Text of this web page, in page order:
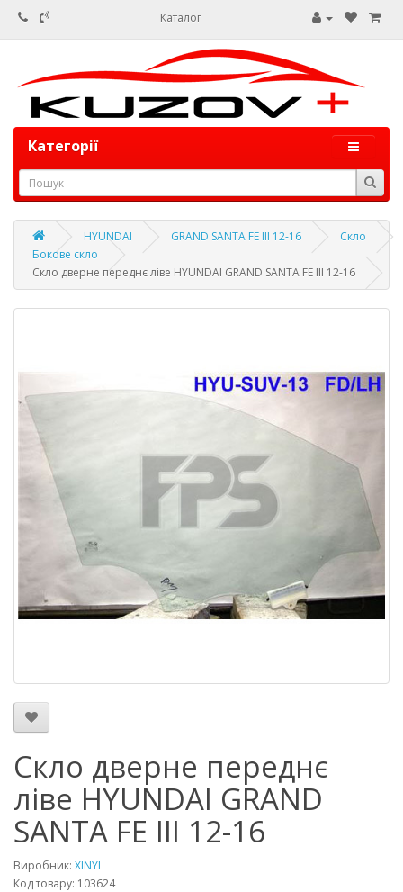
Каталог
Категорії
HYUNDAI GRAND SANTA FE III 12-16
Скло
Бокове скло
Скло дверне переднє ліве HYUNDAI GRAND SANTA FE III 12-16
Скло дверне переднє
ліве HYUNDAI GRAND
SANTA FE III 12-16
Виробник: XINYI
Код товару: 103624